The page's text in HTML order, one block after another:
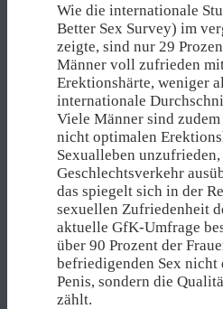
Wie die internationale
Better Sex Survey) im
zeigte, sind nur 29
Männer voll zufrieden
Erektionshärte, weniger
internationale
Viele Männer sind
nicht optimalen
Sexualleben
Geschlechtsverkehr
das spiegelt sich in der
sexuellen Zufriedenheit
aktuelle GfK-Umfrage
über 90 Prozent der
befriedigenden Sex nicht
Penis, sondern die
zählt.